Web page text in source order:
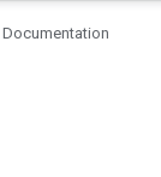
Documentation